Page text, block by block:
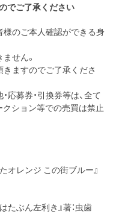
でご了承ください
のご本人確認ができる身
せん。
ますのでご了承くださ
応募券・引換券等は、全て
クション等での売買は禁止
レンジ この街ブルー』
ぶん左利き』著：虫歯